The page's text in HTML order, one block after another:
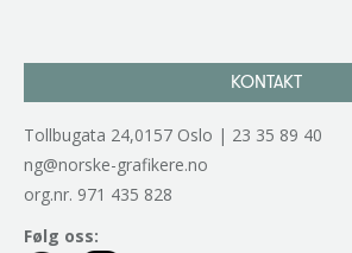
KONTAKT
Tollbugata 24,0157 Oslo | 23 35 89 40
ng@norske-grafikere.no
org.nr. 971 435 828
Følg oss: